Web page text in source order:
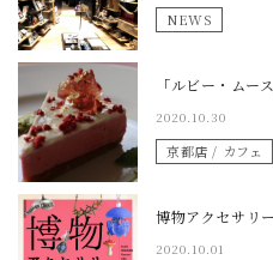
NEWS
「ルビー・ムー
2020.10.30
京都店 / カフェ
博物アクセサリ
2020.10.01